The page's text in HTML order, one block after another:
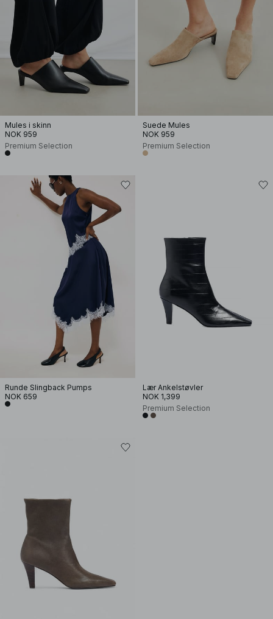
Mules i skinn
NOK 959
Premium Selection
Suede Mules
NOK 959
Premium Selection
Runde Slingback Pumps
NOK 659
Lær Ankelstøvler
NOK 1,399
Premium Selection